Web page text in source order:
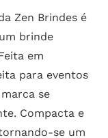
Zen Brindes é
brinde
em
para eventos
se
Compacta e
se um